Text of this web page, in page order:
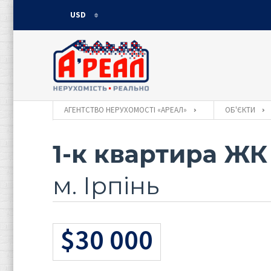
USD
UAH
АГЕНТСТВО НЕРУХОМОСТІ «АРЕАЛ» ОБ'ЄКТИ
1-к квартира
м. Ірпінь
$30 000